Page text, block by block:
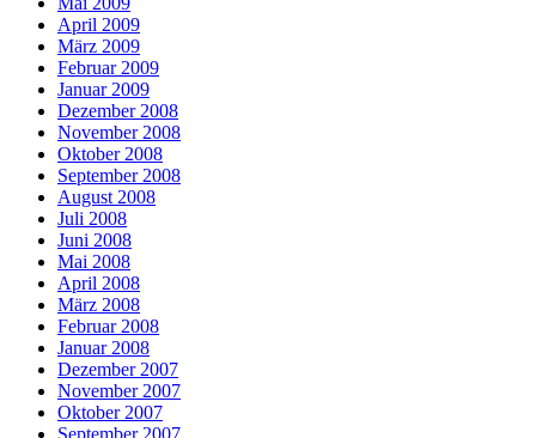
April 2009
März 2009
Februar 2009
Januar 2009
Dezember 2008
November 2008
Oktober 2008
September 2008
August 2008
Juli 2008
Juni 2008
Mai 2008
April 2008
März 2008
Februar 2008
Januar 2008
Dezember 2007
November 2007
Oktober 2007
September 2007